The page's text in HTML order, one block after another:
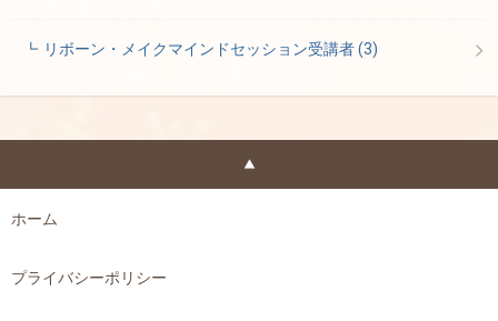
リボーン・メイクマインドセッション受講者(3)
ホーム
プライバシーポリシー